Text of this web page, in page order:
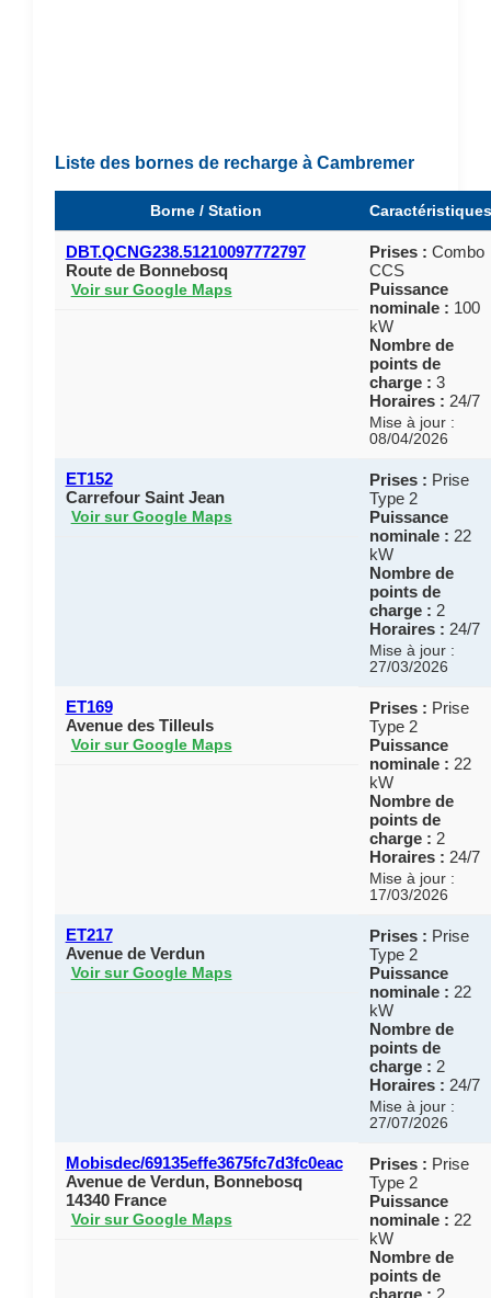
Liste des bornes de recharge à Cambremer
Borne / Station Caractéristiques
DBT.QCNG238.51210097772797
Route de Bonnebosq
Voir sur Google Maps
Prises : Combo
CCS
Puissance
nominale : 100
kW
Nombre de
points de
charge : 3
Horaires : 24/7
Mise à jour :
08/04/2026
ET152
Carrefour Saint Jean
Voir sur Google Maps
Prises : Prise
Type 2
Puissance
nominale : 22
kW
Nombre de
points de
charge : 2
Horaires : 24/7
Mise à jour :
27/03/2026
ET169
Avenue des Tilleuls
Voir sur Google Maps
Prises : Prise
Type 2
Puissance
nominale : 22
kW
Nombre de
points de
charge : 2
Horaires : 24/7
Mise à jour :
17/03/2026
ET217
Avenue de Verdun
Voir sur Google Maps
Prises : Prise
Type 2
Puissance
nominale : 22
kW
Nombre de
points de
charge : 2
Horaires : 24/7
Mise à jour :
27/07/2026
Mobisdec/69135effe3675fc7d3fc0eac
Avenue de Verdun, Bonnebosq
14340 France
Voir sur Google Maps
Prises : Prise
Type 2
Puissance
nominale : 22
kW
Nombre de
points de
charge : 2